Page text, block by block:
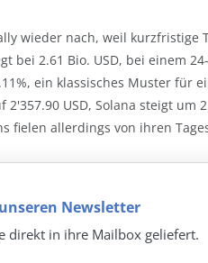
wieder nach, weil kurzfristige
2.61 Bio. USD, bei einem
ein klassisches Muster für
USD, Solana steigt um
fielen allerdings von ihren
Newsletter
direkt in ihre Mailbox geliefert.